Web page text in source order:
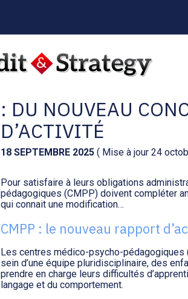
: DU NOUVEAU
D’ACTIVITÉ
18 SEPTEMBRE 2025 ( Mise à jour 24
Pour satisfaire à leurs obligations
pédagogiques (CMPP) doivent compléter
qui connait une modification…
CMPP : le nouveau rapport
Les centres médico-psycho-
sein d’une équipe pluridisciplinaire, des
prendre en charge leurs difficultés
langage et du comportement.